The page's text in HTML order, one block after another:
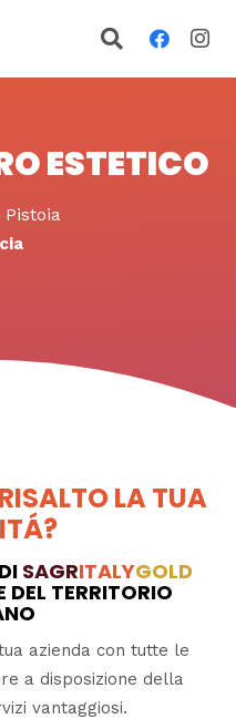
ESTETICO
Pistoia
LA TUA
SAGRITALYGOLD
DEL TERRITORIO
azienda con tutte le
a disposizione della
vantaggiosi.